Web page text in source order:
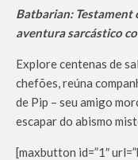
Batbarian: Testament
aventura sarcástico
Explore centenas de
chefões, reúna
de Pip – seu amigo
escapar do abismo
[maxbutton id=”1″